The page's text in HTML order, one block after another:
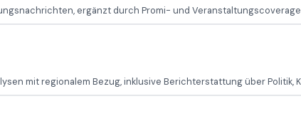
ergänzt durch Promi- und
mit regionalem Bezug, inklusive Berichterstattung über Politik,